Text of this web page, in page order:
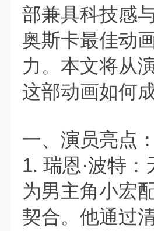
部兼具科技感
奥斯卡最佳动
力。本文将从
这部动画如何
一、演员亮点
1. 瑞恩·波特
为男主角小宏
契合。他通过